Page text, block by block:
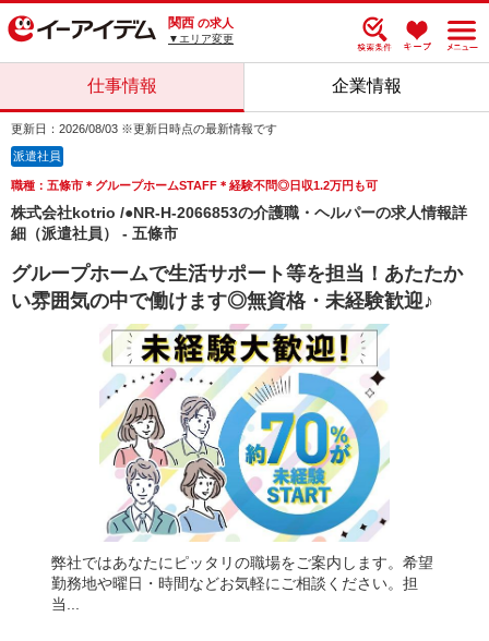
関西 の求人
▼エリア変更
仕事情報 企業情報
更新日：2026/08/03 ※更新日時点の最新情報です
派遣社員
職種：五條市＊グループホームSTAFF＊経験不問◎日収1.2万円も可
株式会社kotrio /●NR-H-2066853の介護職・ヘルパーの求人情報詳
細（派遣社員） - 五條市
グループホームで生活サポート等を担当！あたたか
い雰囲気の中で働けます◎無資格・未経験歓迎♪
弊社ではあなたにピッタリの職場をご案内します。希望
勤務地や曜日・時間などお気軽にご相談ください。担
当...